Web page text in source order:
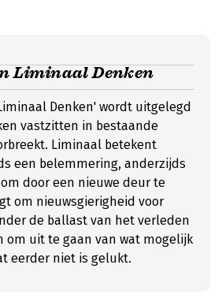
Liminaal Denken
Denken' wordt uitgelegd
vastzitten in bestaande
Liminaal betekent
een belemmering, anderzijds
door een nieuwe deur te
om nieuwsgierigheid voor
de ballast van het verleden
om uit te gaan van wat mogelijk
eerder niet is gelukt.